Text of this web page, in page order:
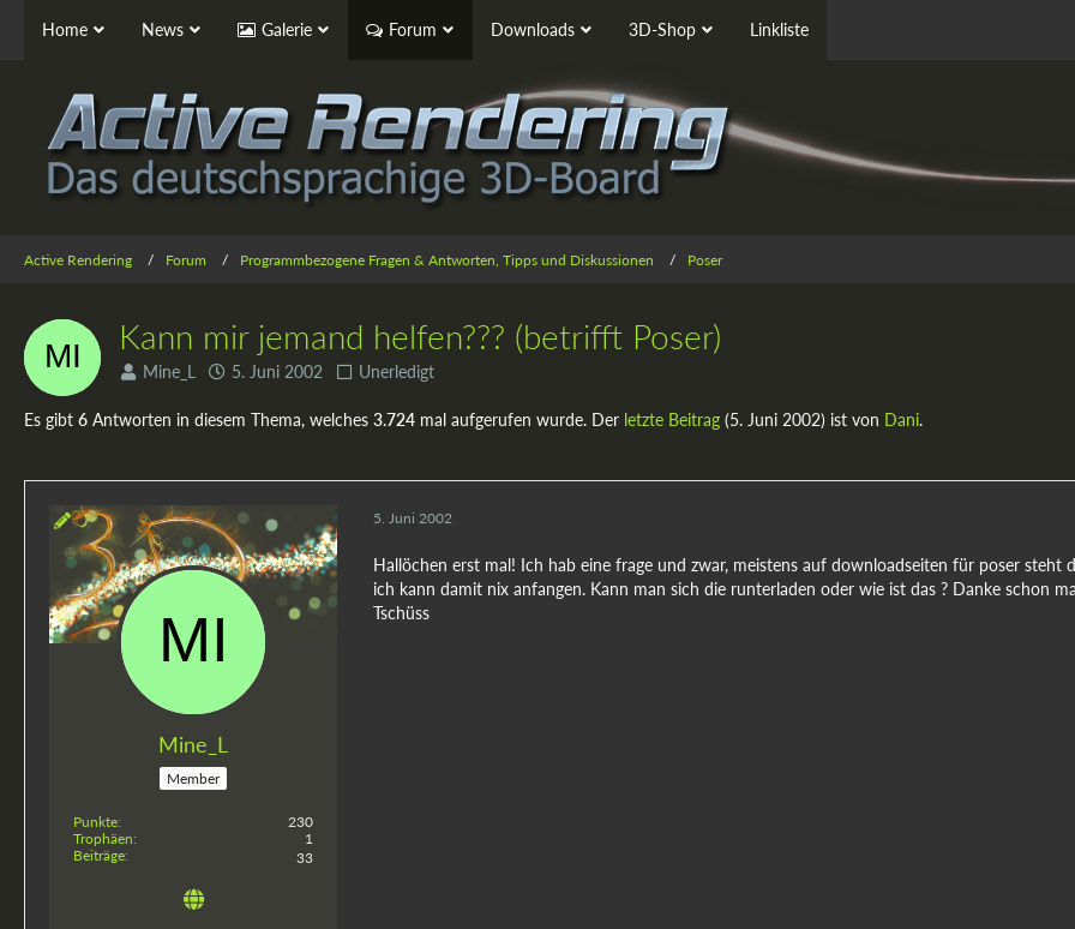
Home News Galerie Forum Downloads 3D-Shop Linkliste
Active Rendering Forum Programmbezogene Fragen & Antworten, Tipps und Diskussionen Poser
Kann mir jemand helfen??? (betrifft Poser)
Mine_L 5. Juni 2002 Unerledigt
Es gibt 6 Antworten in diesem Thema, welches 3.724 mal aufgerufen wurde. Der letzte Beitrag (5. Juni 2002) ist von Dani.
Mine_L
Member
Punkte
230
Trophäen
1
Beiträge
33
5. Juni 2002
Hallöchen erst mal! Ich hab eine frage und zwar, meistens auf downloadseiten für poser
ich kann damit nix anfangen. Kann man sich die runterladen oder wie ist das ? Danke schon
Tschüss